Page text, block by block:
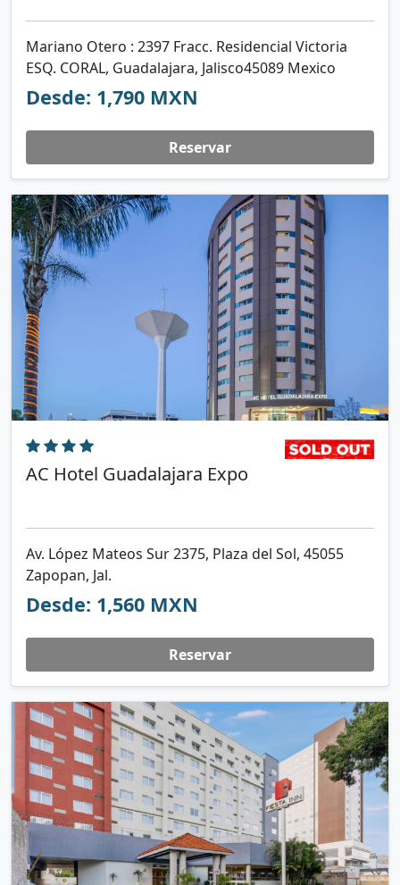
Mariano Otero : 2397 Fracc. Residencial Victoria
ESQ. CORAL, Guadalajara, Jalisco45089 Mexico
Desde: 1,790 MXN
Reservar
AC Hotel Guadalajara Expo
Av. López Mateos Sur 2375, Plaza del Sol, 45055
Zapopan, Jal.
Desde: 1,560 MXN
Reservar